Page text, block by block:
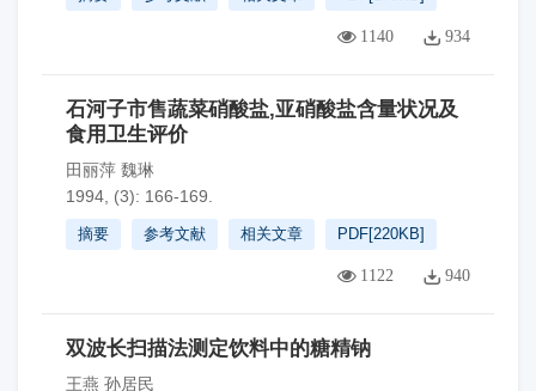
1140 934
石河子市售蔬菜硝酸盐,亚硝酸盐含量状况及
食用卫生评价
田丽萍 魏琳
1994, (3): 166-169.
摘要 参考文献 相关文章 PDF[220KB]
1122 940
双波长扫描法测定饮料中的糖精钠
王燕 孙居民